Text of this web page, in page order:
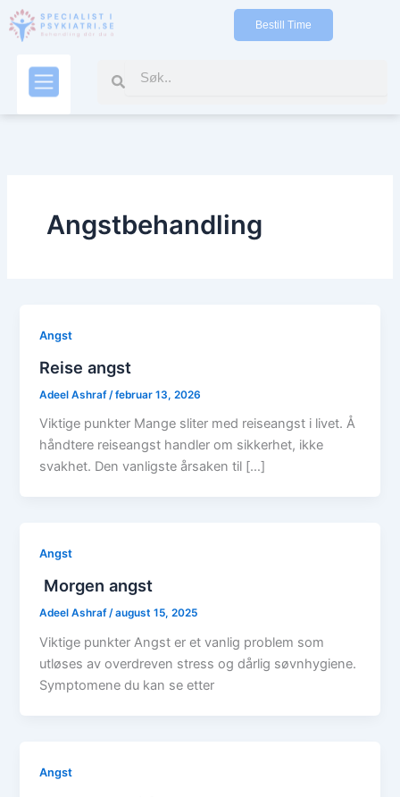
Bestill Time
Search
Angstbehandling
Angst
Reise angst
Adeel Ashraf /februar 13, 2026
Viktige punkter Mange sliter med reiseangst i livet. Å
håndtere reiseangst handler om sikkerhet, ikke
svakhet. Den vanligste årsaken til […]
Angst
Morgen angst
Adeel Ashraf/august 15, 2025
Viktige punkter Angst er et vanlig problem som
utløses av overdreven stress og dårlig søvnhygiene.
Symptomene du kan se etter
Angst